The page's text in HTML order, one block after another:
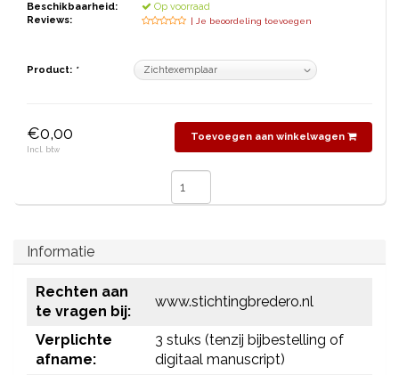
Beschikbaarheid:
Op voorraad
Reviews:
| Je beoordeling toevoegen
Product: *
€0,00
Incl. btw
Toevoegen aan winkelwagen
Informatie
Rechten aan
te vragen bij:
www.stichtingbredero.nl
Verplichte
afname:
3 stuks (tenzij bijbestelling of
digitaal manuscript)